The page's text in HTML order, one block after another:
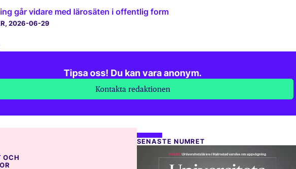
går vidare med lärosäten i offentlig form
, 2026-06-29
Tipsa oss! Du kan vara anonym.
Kontakta redaktionen
OCH
SENASTE NUMRET